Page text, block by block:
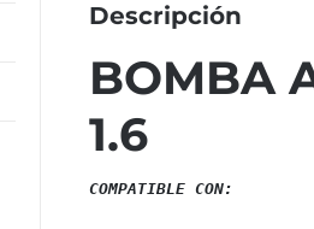
Descripción
BOMBA
1.6
COMPATIBLE CON: